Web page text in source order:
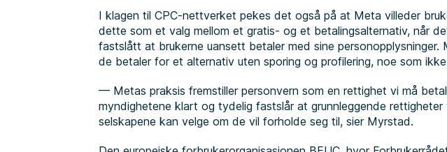
I klagen til CPC-nettverket pekes det også på at Meta villeder
dette som et valg mellom et gratis- og et betalingsalternativ, når
fastslått at brukerne uansett betaler med sine personopplysninger.
de betaler for et alternativ uten sporing og profilering, noe som
— Metas praksis fremstiller personvern som en rettighet vi må
myndighetene klart og tydelig fastslår at grunnleggende rettigheter
selskapene kan velge om de vil forholde seg til, sier Myrstad.